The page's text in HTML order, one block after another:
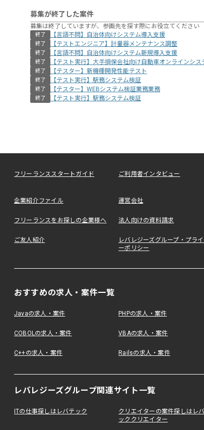
募集が終了した案件
募集は終了していますが、参画先を探す際にお役立てください
終了 【言語不問】自治体向けシステム導入支援
終了 【テストエンジニア】計量器メンテナンス調整
終了 【言語不問】自治体向けシステム新規導入支援
終了 【テスト実行】大手損保会社向け自動車オンラインシス
終了 【テスター】新機種開発性能テスト
終了 【テスト実行】駅務システム検証
終了 【テスター】WEBシステム検証業務業務
終了 【テスト実行】駅務システム検証
フリーランススタートガイド ご利用者インタビュー
企業紹介ファイル 運営会社
フリーランスをお探しの企業様へ 法人向けの資料請求
ご友人紹介
レバレジーズグループ・プラ
ーポリシー
おすすめの求人・案件一覧
Javaの求人・案件 PHPの求人・案件
COBOLの求人・案件 VBAの求人・案件
C++の求人・案件 Railsの求人・案件
レバレジーズグループ関連サイト一覧
ITの仕事探しはレバテック
クリエイターの案件探しはレ
ッククリエイター